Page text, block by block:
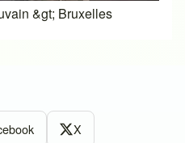
&gt; Bruxelles
X